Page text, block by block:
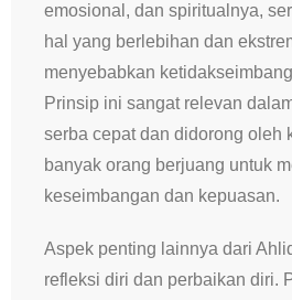
emosional, dan spiritualnya,
hal yang berlebihan dan
menyebabkan
Prinsip ini sangat relevan
serba cepat dan didorong oleh
banyak orang berjuang untuk
keseimbangan dan kepuasan.
Aspek penting lainnya dari
refleksi diri dan perbaikan diri.